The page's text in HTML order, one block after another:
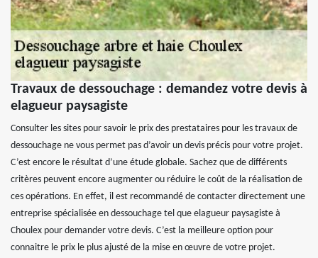
Travaux de dessouchage : demandez votre devis à
elagueur paysagiste
Consulter les sites pour savoir le prix des prestataires pour les travaux de
dessouchage ne vous permet pas d’avoir un devis précis pour votre projet.
C’est encore le résultat d’une étude globale. Sachez que de différents
critères peuvent encore augmenter ou réduire le coût de la réalisation de
ces opérations. En effet, il est recommandé de contacter directement une
entreprise spécialisée en dessouchage tel que elagueur paysagiste à
Choulex pour demander votre devis. C’est la meilleure option pour
connaitre le prix le plus ajusté de la mise en œuvre de votre projet.